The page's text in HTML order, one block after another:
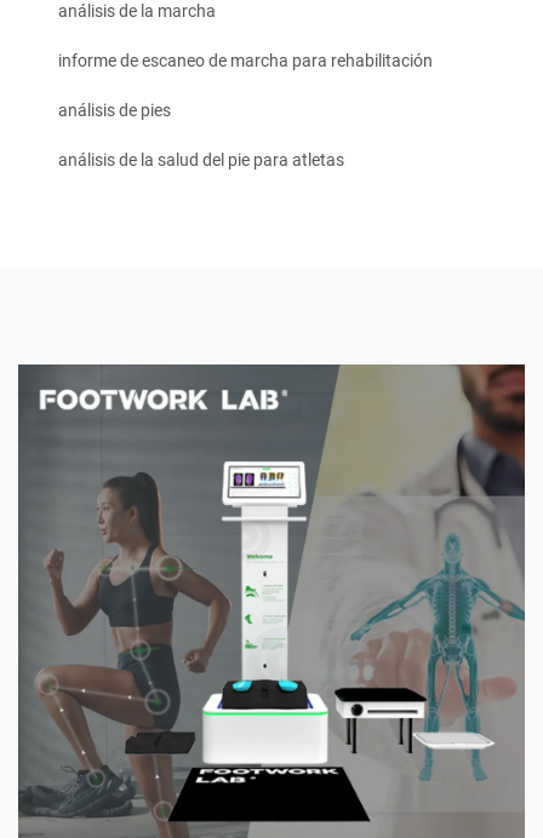
análisis de la marcha
informe de escaneo de marcha para rehabilitación
análisis de pies
análisis de la salud del pie para atletas